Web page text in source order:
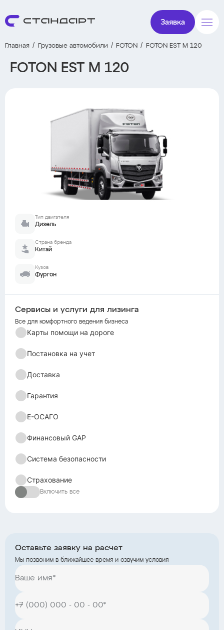
Заявка
Главная Грузовые автомобили FOTON FOTON EST M 120
FOTON EST M 120
Тип двигателя
Дизель
Страна бренда
Китай
Кузов
Фургон
Сервисы и услуги для лизинга
Все для комфортного ведения бизнеса
Карты помощи на дороге
Постановка на учет
Доставка
Гарантия
Е-ОСАГО
Финансовый GAP
Система безопасности
Страхование
Включить все
Оставьте заявку на расчет
Мы позвоним в ближайшее время и озвучим условия